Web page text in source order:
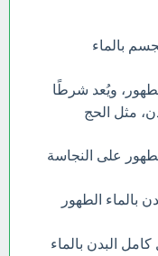
بالماء
ويُعد شرطًا
مثل الحج
على النجاسة
بالماء الطهور
البدن بالماء